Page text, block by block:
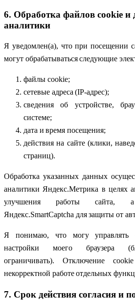
6. Обработка файлов cookie и
аналитики
Я уведомлен(а), что при посещении
могут обрабатываться следующие
файлы cookie;
сетевые адреса (IP-адрес);
сведения об устройстве,
системе;
дата и время посещения;
действия на сайте (клики,
страниц).
Обработка указанных данных
аналитики Яндекс.Метрика в целях
улучшения работы сайта,
Яндекс.SmartCaptcha для защиты от
Я понимаю, что могу управлять
настройки моего браузера
ограничивать). Отключение
некорректной работе отдельных
7. Срок действия согласия и